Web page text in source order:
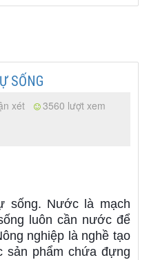
SỐNG
xét
3560 lượt xem
sống. Nước là mạch
luôn cần nước để
nghiệp là nghề tạo
sản phẩm chứa đựng